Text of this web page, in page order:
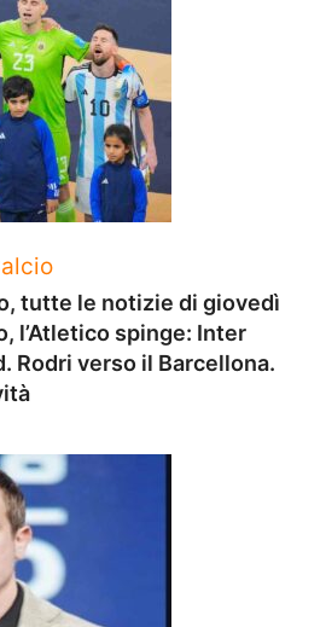
tutte le notizie di giovedì
l’Atletico spinge: Inter
Rodri verso il Barcellona.